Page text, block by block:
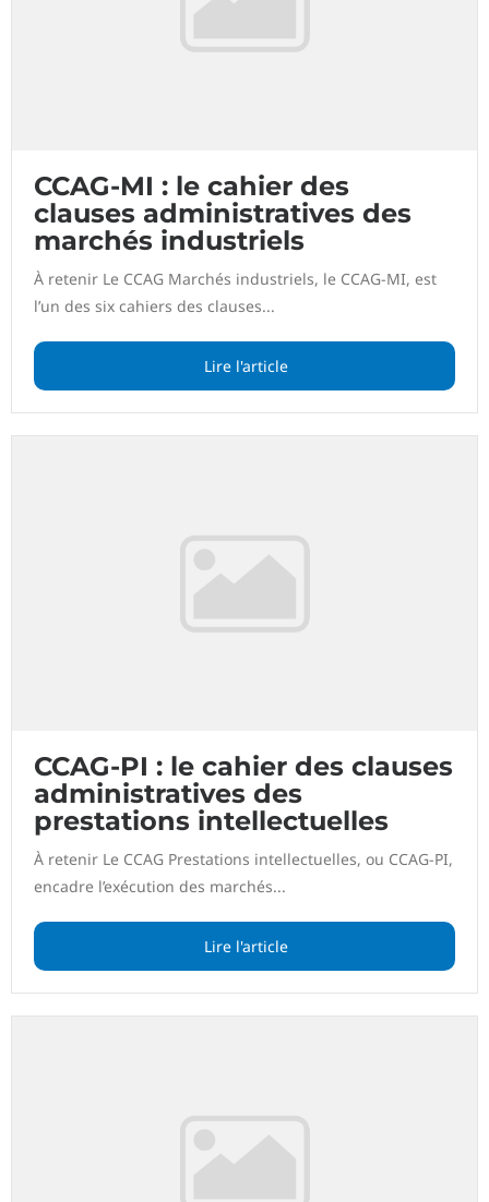
CCAG-MI : le cahier des
clauses administratives des
marchés industriels
À retenir Le CCAG Marchés industriels, le CCAG-MI, est
l’un des six cahiers des clauses...
Lire l'article
CCAG-PI : le cahier des clauses
administratives des
prestations intellectuelles
À retenir Le CCAG Prestations intellectuelles, ou CCAG-PI,
encadre l’exécution des marchés...
Lire l'article